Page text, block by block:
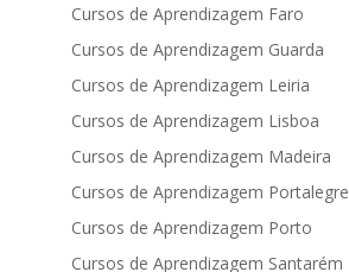
Cursos de Aprendizagem Faro
Cursos de Aprendizagem Guarda
Cursos de Aprendizagem Leiria
Cursos de Aprendizagem Lisboa
Cursos de Aprendizagem Madeira
Cursos de Aprendizagem Portalegre
Cursos de Aprendizagem Porto
Cursos de Aprendizagem Santarém